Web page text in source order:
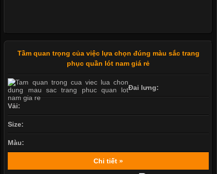
Tầm quan trọng của việc lựa chọn đúng màu sắc trang
phục quần lót nam giá rẻ
Đai lưng:
Vải:
Size:
Màu:
Chi tiết »